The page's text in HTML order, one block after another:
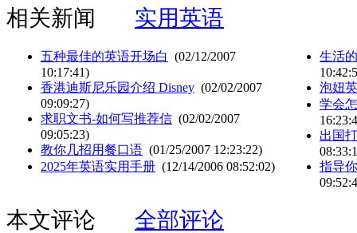
相关新闻
实用英语
五种最佳的英语开场白 (02/12/2007
10:17:41)
香港迪斯尼乐园介绍 Disney (02/02/2007
09:09:27)
求职文书-如何写推荐信 (02/02/2007
09:05:23)
教你几招用餐口语 (01/25/2007 12:23:22)
2025年英语实用手册 (12/14/2006 08:52:02)
生活
泡妞
学会
出国
指导
本文评论
全部评论